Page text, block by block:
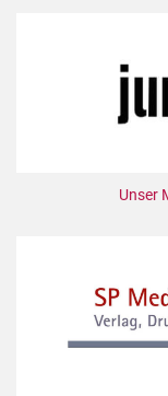
Unser